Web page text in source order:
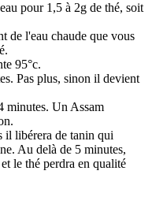
pour 1,5 à 2g de thé, soit
de l'eau chaude que vous
95°c.
Pas plus, sinon il devient
minutes. Un Assam
il libérera de tanin qui
Au delà de 5 minutes,
le thé perdra en qualité